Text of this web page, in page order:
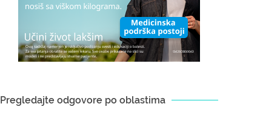
Pregledajte odgovore po oblastima